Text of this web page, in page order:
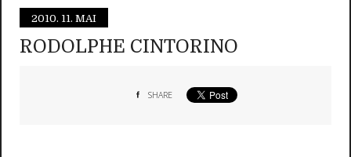
2010. 11. MAI
RODOLPHE CINTORINO
SHARE